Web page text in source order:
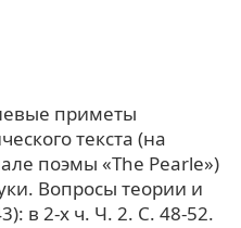
приметы
текста (на
поэмы «The Pearle»)
Вопросы теории и
в 2-х ч. Ч. 2. С. 48-52.